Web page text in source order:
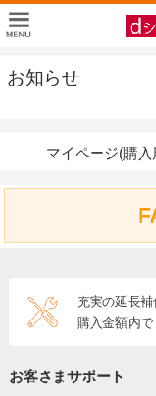
お知らせ
マイページ(購
充実の延長補
購入金額内で
お客さまサポート